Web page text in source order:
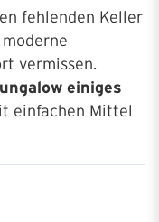
fehlenden Keller
vermissen.
einiges
einfachen Mittel